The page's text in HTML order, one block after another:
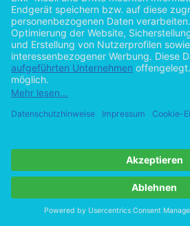
Lebens- und Arbeitsalltag
Irrenpflege im Hospital
Pflege im 19. Jahrhundert
vonAxel Eierdanz (Autor:in) 2015
©2008
90 Seiten
Hilfe/FAQ
Impressum
Vertrag widerrufen
Zur Desktop-Version
Copyright ©Imprint in der Bedey &
byOpen Publishing
Cookie-Einstellungen